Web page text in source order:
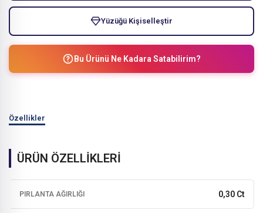
Yüzüğü Kişiselleştir
Bu Ürünü Ne Kadara Satabilirim?
Özellikler
ÜRÜN ÖZELLİKLERİ
PIRLANTA AĞIRLIĞI 0,30 Ct